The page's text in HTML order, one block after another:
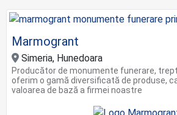
Marmogrant
Simeria, Hunedoara
Producător de monumente funerare,
oferim o gamă diversificată de produse,
valoarea de bază a firmei noastre